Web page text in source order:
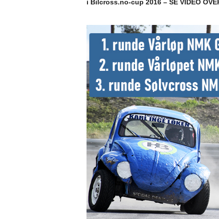
i Bilcross.no-cup 2016 – SE VIDEO